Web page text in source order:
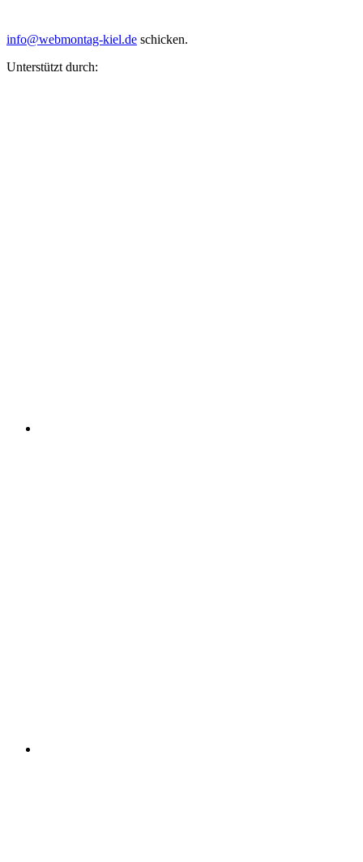
info@webmontag-kiel.de schicken.
Unterstützt durch: